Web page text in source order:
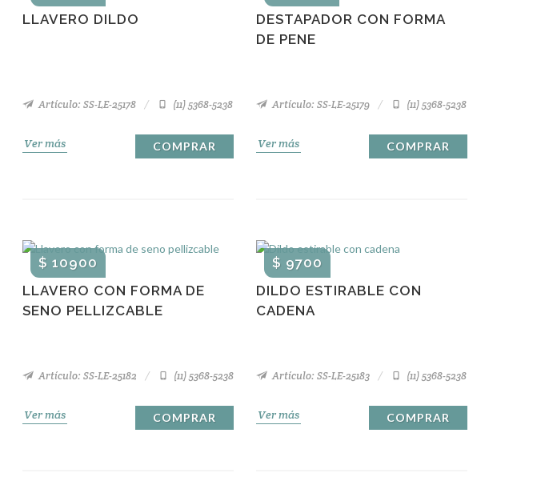
LLAVERO DILDO
Artículo: SS-LE-25178 (11) 5368-5238
Ver más COMPRAR
DESTAPADOR CON FORMA
DE PENE
Artículo: SS-LE-25179 (11) 5368-5238
Ver más COMPRAR
LLAVERO CON FORMA DE
SENO PELLIZCABLE
$ 10900
Artículo: SS-LE-25182 (11) 5368-5238
Ver más COMPRAR
DILDO ESTIRABLE CON
CADENA
$ 9700
Artículo: SS-LE-25183 (11) 5368-5238
Ver más COMPRAR